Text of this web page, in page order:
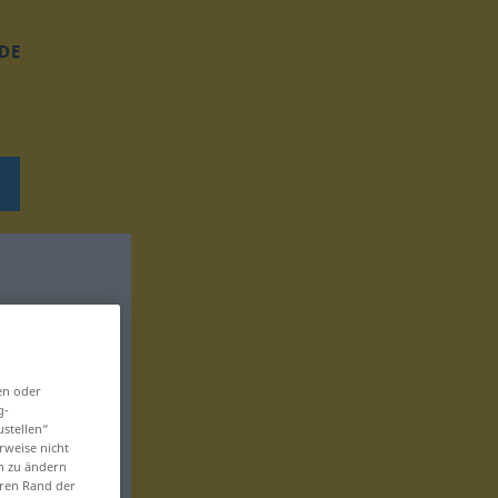
DE
oder
nicht
zu ändern
Rand der